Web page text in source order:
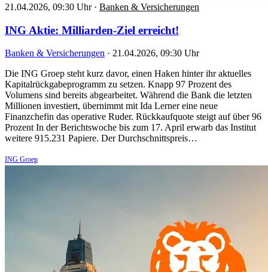
21.04.2026, 09:30 Uhr · Banken & Versicherungen
ING Aktie: Milliarden-Ziel erreicht!
Banken & Versicherungen · 21.04.2026, 09:30 Uhr
Die ING Groep steht kurz davor, einen Haken hinter ihr aktuelles
Kapitalrückgabeprogramm zu setzen. Knapp 97 Prozent des
Volumens sind bereits abgearbeitet. Während die Bank die letzten
Millionen investiert, übernimmt mit Ida Lerner eine neue
Finanzchefin das operative Ruder. Rückkaufquote steigt auf über 96
Prozent In der Berichtswoche bis zum 17. April erwarb das Institut
weitere 915.231 Papiere. Der Durchschnittspreis…
ING Groep